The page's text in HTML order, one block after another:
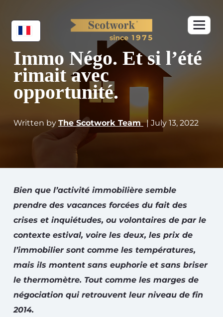
Immo Négo. Et si l’été
rimait avec
opportunité.
Written by The Scotwork Team | July 13, 2022
Bien que l’activité immobilière semble
prendre des vacances forcées du fait des
crises et inquiétudes, ou volontaires de par le
contexte estival, voire les deux, les prix de
l’immobilier sont comme les températures,
mais ils montent sans euphorie et sans briser
le thermomètre. Tout comme les marges de
négociation qui retrouvent leur niveau de fin
2014.